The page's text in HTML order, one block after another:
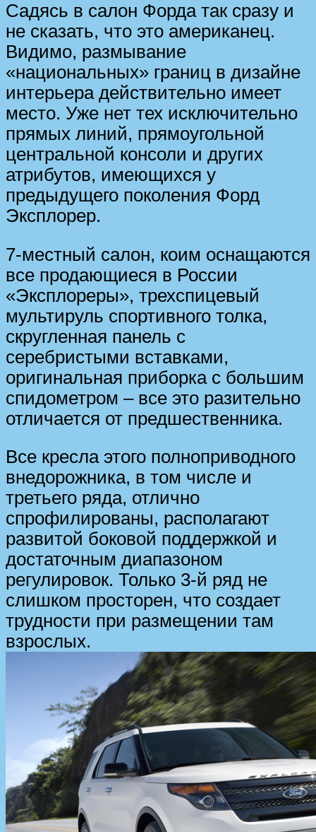
Садясь в салон Форда так сразу и
не сказать, что это американец.
Видимо, размывание
«национальных» границ в дизайне
интерьера действительно имеет
место. Уже нет тех исключительно
прямых линий, прямоугольной
центральной консоли и других
атрибутов, имеющихся у
предыдущего поколения Форд
Эксплорер.
7-местный салон, коим оснащаются
все продающиеся в России
«Эксплореры», трехспицевый
мультируль спортивного толка,
скругленная панель с
серебристыми вставками,
оригинальная приборка с большим
спидометром – все это разительно
отличается от предшественника.
Все кресла этого полноприводного
внедорожника, в том числе и
третьего ряда, отлично
спрофилированы, располагают
развитой боковой поддержкой и
достаточным диапазоном
регулировок. Только 3-й ряд не
слишком просторен, что создает
трудности при размещении там
взрослых.